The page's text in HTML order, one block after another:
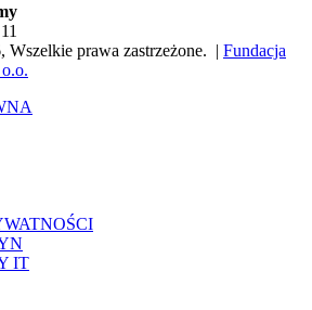
prawa zastrzeżone. | Fundacja
IT